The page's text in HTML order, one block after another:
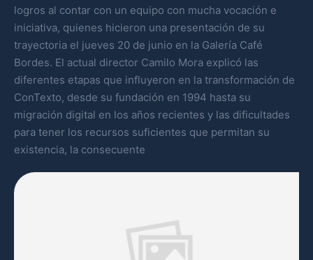
logros al contar con un equipo con mucha vocación e
iniciativa, quienes hicieron una presentación de su
trayectoria el jueves 20 de junio en la Galería Café
Bordes. El actual director Camilo Mora explicó las
diferentes etapas que influyeron en la transformación de
ConTexto, desde su fundación en 1994 hasta su
migración digital en los años recientes y las dificultades
para tener los recursos suficientes que permitan su
existencia, la consecuente